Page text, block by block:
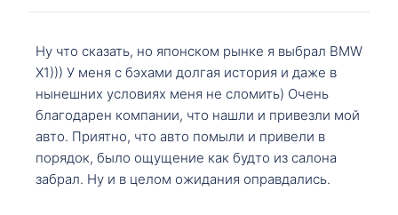
Ну что сказать, но японском рынке я выбрал BMW
X1))) У меня с бэхами долгая история и даже в
нынешних условиях меня не сломить) Очень
благодарен компании, что нашли и привезли мой
авто. Приятно, что авто помыли и привели в
порядок, было ощущение как будто из салона
забрал. Ну и в целом ожидания оправдались.